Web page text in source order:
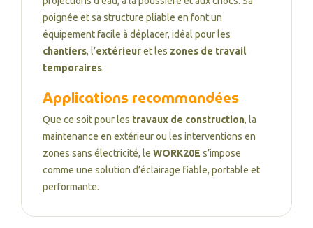
poignée et sa structure pliable en font un
équipement facile à déplacer, idéal pour les
chantiers, l’extérieuret les zones de travail
temporaires.
Applications recommandées
Que ce soit pour les travaux de construction, la
maintenance en extérieur ou les interventions en
zones sans électricité, le WORK20E s’impose
comme une solution d’éclairage fiable, portable et
performante.